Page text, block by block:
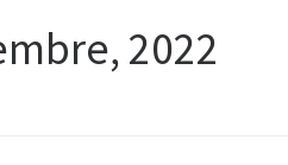
2022